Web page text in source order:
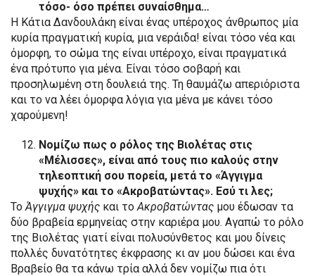
τόσο- όσο πρέπει συναίσθημα…
Η Κάτια Δανδουλάκη είναι ένας υπέροχος άνθρωπος μία
κυρία πραγματική κυρία, μια νεράιδα! είναι τόσο νέα και
όμορφη, το σώμα της είναι υπέροχο, είναι πραγματικά
ένα πρότυπο για μένα. Είναι τόσο σοβαρή και
προσηλωμένη στη δουλειά της. Τη θαυμάζω απεριόριστα
και το να λέει όμορφα λόγια για μένα με κάνει τόσο
χαρούμενη!
Νομίζω πως ο ρόλος της Βιολέτας στις
«Μέλισσες», είναι από τους πιο καλούς στην
τηλεοπτική σου πορεία, μετά το «Άγγιγμα
ψυχής» και το «Ακροβατώντας». Εσύ τι λες;
ΤοΆγγιγμα ψυχής και τοΑκροβατώντας μου έδωσαν τα
δύο βραβεία ερμηνείας στην καριέρα μου. Αγαπώ το ρόλο
της Βιολέτας γιατί είναι πολυσύνθετος και μου δίνεις
πολλές δυνατότητες έκφρασης κι αν μου δώσει και ένα
Βραβείο θα τα κάνω τρία αλλά δεν νομίζω πια ότι